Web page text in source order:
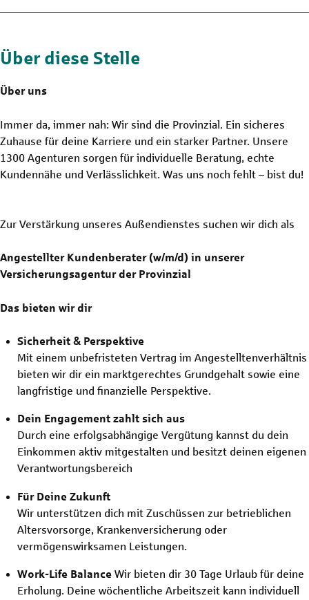
Über diese Stelle
Über uns
Immer da, immer nah: Wir sind die Provinzial. Ein sicheres
Zuhause für deine Karriere und ein starker Partner. Unsere
1300 Agenturen sorgen für individuelle Beratung, echte
Kundennähe und Verlässlichkeit. Was uns noch fehlt – bist du!
Zur Verstärkung unseres Außendienstes suchen wir dich als
Angestellter Kundenberater (w/m/d) in unserer
Versicherungsagentur der Provinzial
Das bieten wir dir
Sicherheit & Perspektive
Mit einem unbefristeten Vertrag im Angestelltenverhältnis
bieten wir dir ein marktgerechtes Grundgehalt sowie eine
langfristige und finanzielle Perspektive.
Dein Engagement zahlt sich aus
Durch eine erfolgsabhängige Vergütung kannst du dein
Einkommen aktiv mitgestalten und besitzt deinen eigenen
Verantwortungsbereich
Für Deine Zukunft
Wir unterstützen dich mit Zuschüssen zur betrieblichen
Altersvorsorge, Krankenversicherung oder
vermögenswirksamen Leistungen.
Work-Life Balance Wir bieten dir 30 Tage Urlaub für deine
Erholung. Deine wöchentliche Arbeitszeit kann individuell